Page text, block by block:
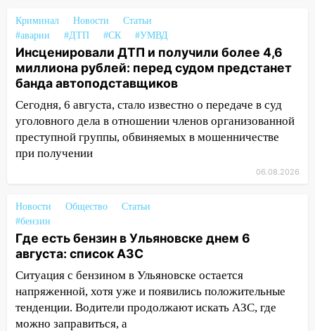
16:09
Ветераны легкой атлетики из
Ульяновска успешно выступили на
Чемпионате России
16:02
В Ульяновской области убрали
более 28% площадей зерновых и
зернобобовых культур
15:51 Бросила кирпич в жену брата: в
Ульяновской области завели дело на
15:47
На улице Радищева сбили
курьера: крупная авария в Ульяновске
15:15 Проводил до квартиры и ограбил:
новый кавалер женщины оказался
рецидивистом
14:26 В Ульяновске ограничат движение
по улице Ефремова
Криминал Новости
Статьи
#аварии
#ДТП #СК #УМВД
Инсценировали ДТП и получили более 4,6
миллиона рублей: перед судом предстанет
банда автоподставщиков
Сегодня, 6 августа, стало известно о передаче в суд
уголовного дела в отношении членов организованной
преступной группы, обвиняемых в мошенничестве
при получении
06.08.2026
Новости Общество
Статьи
#бензин
Где есть бензин в Ульяновске днем 6
августа: список АЗС
Ситуация с бензином в Ульяновске остается
напряженной, хотя уже и появились положительные
тенденции. Водители продолжают искать АЗС, где
можно заправиться, а